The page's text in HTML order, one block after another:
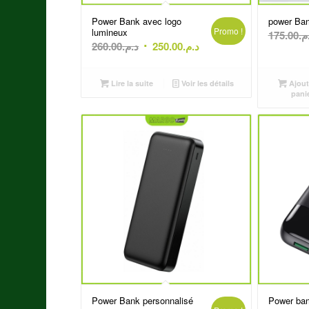
Power Bank avec logo
lumineux
د.م.260.00
Le
initial
د.م.260.00.
د.م.250.00
Le
actuel
د.م.250.00.
Promo !
Lire la suite Voir les détails
power
175.00
Power Bank personnalisé Power